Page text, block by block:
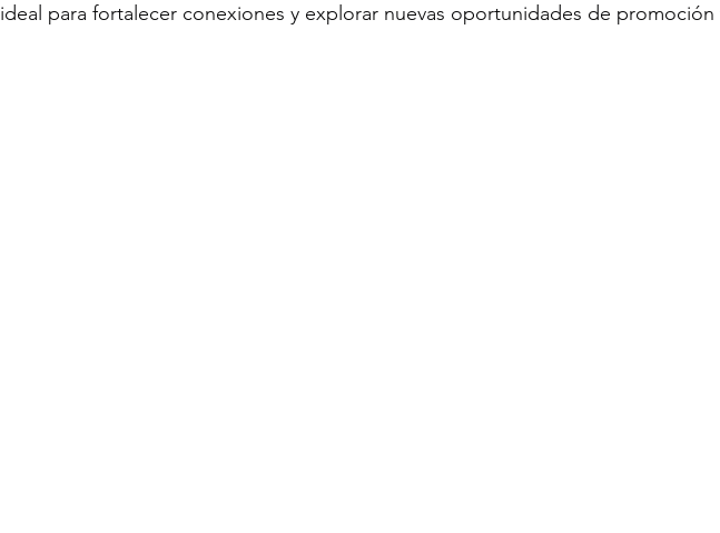
ideal para fortalecer conexiones y explorar nuevas oportunidades de promoción